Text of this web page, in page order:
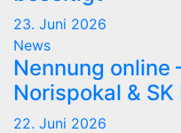
23. Juni 2026
News
Nennung online
Norispokal & SK
22. Juni 2026